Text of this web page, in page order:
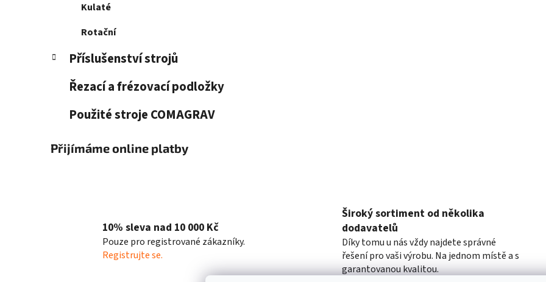
Kulaté
Rotační
Příslušenství strojů
Řezací a frézovací podložky
Použité stroje COMAGRAV
Přijímáme online platby
10% sleva nad 10 000 Kč
Pouze pro registrované zákazníky.
Registrujte se.
Široký sortiment od několika
dodavatelů
Díky tomu u nás vždy najdete správné
řešení pro vaši výrobu. Na jednom místě a s
garantovanou kvalitou.